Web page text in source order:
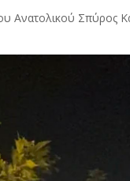
Σπύρος